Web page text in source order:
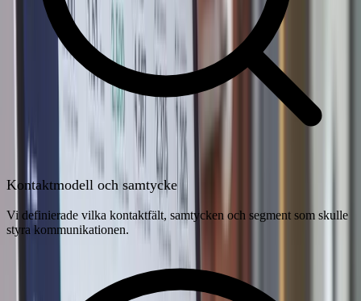
Kontaktmodell och samtycke
Vi definierade vilka kontaktfält, samtycken och segment som skulle
styra kommunikationen.